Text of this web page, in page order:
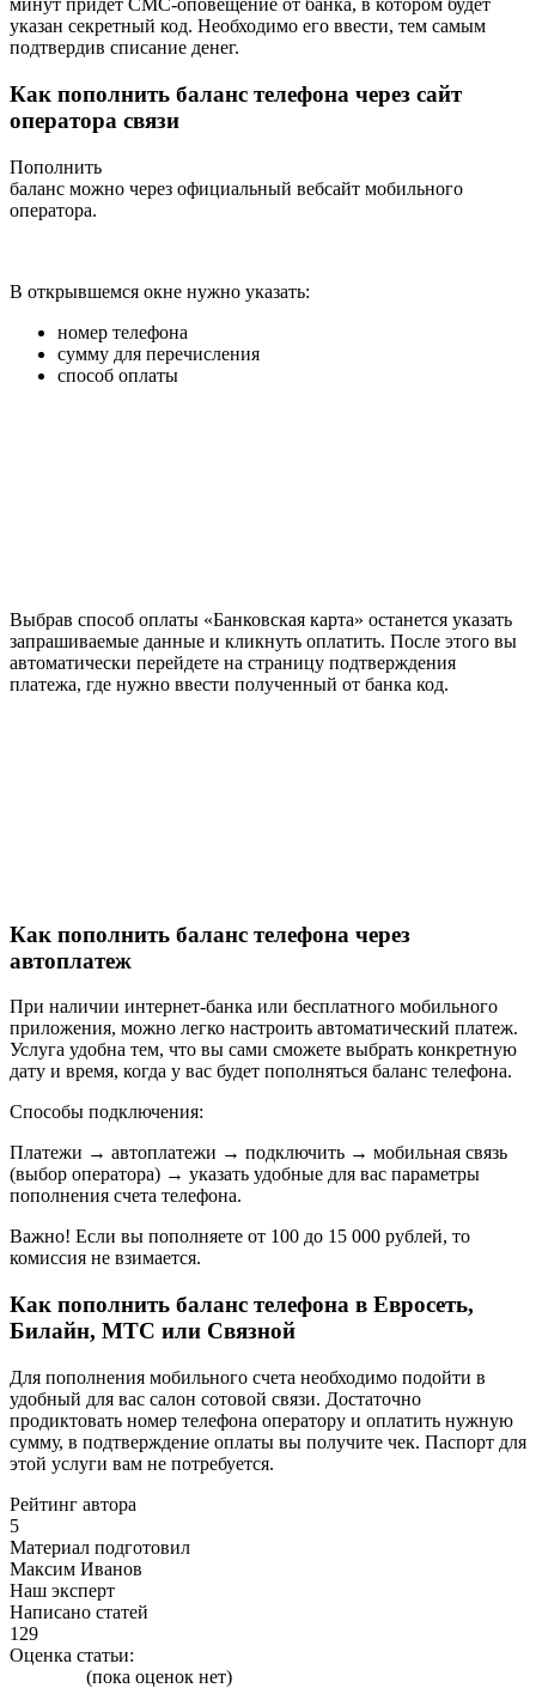
минут придет СМС-оповещение от банка, в котором будет
указан секретный код. Необходимо его ввести, тем самым
подтвердив списание денег.
Как пополнить баланс телефона через сайт
оператора связи
Пополнить
баланс можно через официальный вебсайт мобильного
оператора.
В открывшемся окне нужно указать:
номер телефона
сумму для перечисления
способ оплаты
Выбрав способ оплаты «Банковская карта» останется указать
запрашиваемые данные и кликнуть оплатить. После этого вы
автоматически перейдете на страницу подтверждения
платежа, где нужно ввести полученный от банка код.
Как пополнить баланс телефона через
автоплатеж
При наличии интернет-банка или бесплатного мобильного
приложения, можно легко настроить автоматический платеж.
Услуга удобна тем, что вы сами сможете выбрать конкретную
дату и время, когда у вас будет пополняться баланс телефона.
Способы подключения:
Платежи → автоплатежи → подключить → мобильная связь
(выбор оператора) → указать удобные для вас параметры
пополнения счета телефона.
Важно! Если вы пополняете от 100 до 15 000 рублей, то
комиссия не взимается.
Как пополнить баланс телефона в Евросеть,
Билайн, МТС или Связной
Для пополнения мобильного счета необходимо подойти в
удобный для вас салон сотовой связи. Достаточно
продиктовать номер телефона оператору и оплатить нужную
сумму, в подтверждение оплаты вы получите чек. Паспорт для
этой услуги вам не потребуется.
Рейтинг автора
5
Материал подготовил
Максим Иванов
Наш эксперт
Написано статей
129
Оценка статьи:
(пока оценок нет)